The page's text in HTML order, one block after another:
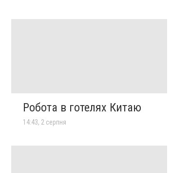
Робота в готелях Китаю
14:43, 2 серпня